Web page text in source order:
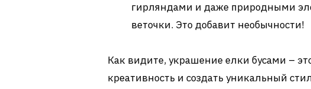
гирляндами и даже природными
веточки. Это добавит необычности!
Как видите, украшение елки бусами –
креативность и создать уникальный